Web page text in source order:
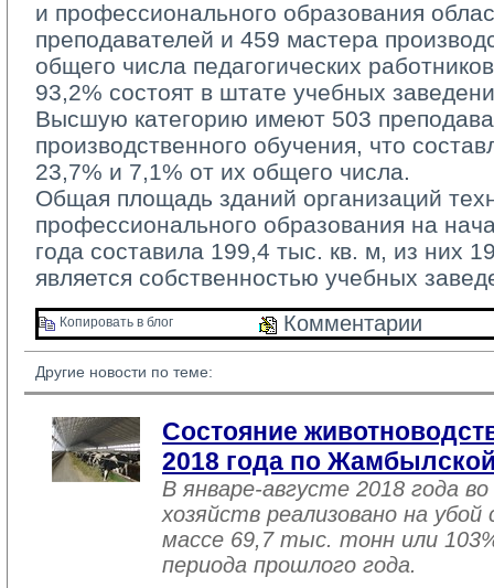
и профессионального образования
преподавателей и 459 мастера
общего числа педагогических
93,2% состоят в штате учебных
Высшую категорию имеют 503
производственного обучения, что
23,7% и 7,1% от их общего числа.
Общая площадь зданий организаций
профессионального образования на
года составила 199,4 тыс. кв. м, из них
является собственностью учебных
Копировать в блог Комментарии
Другие новости по теме:
Состояние
2018 года по
В январе-августе 2018 года
хозяйств реализовано на
массе 69,7 тыс. тонн или
периода прошлого года.